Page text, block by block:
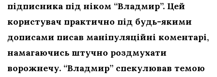
підписника під ніком “Владмир”. Цей
користувач практично під будь-якими
дописами писав маніпуляційні коментарі,
намагаючись штучно роздмухати
ворожнечу. “Владмир” спекулював темою